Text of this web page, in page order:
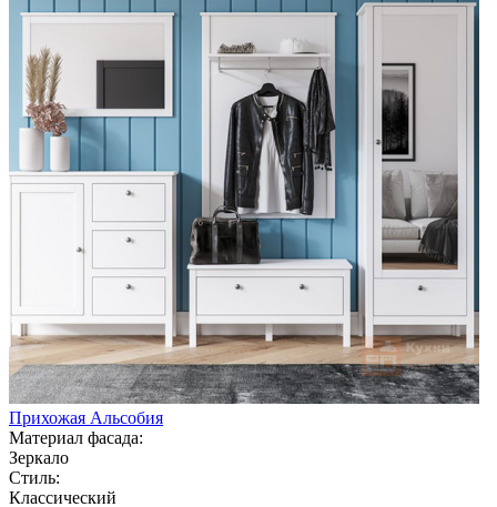
Прихожая Альсобия
Материал фасада:
Зеркало
Стиль:
Классический